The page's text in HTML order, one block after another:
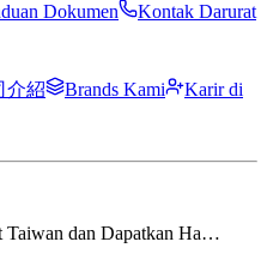
Dokumen
Kontak Darurat
介紹 Brands Kami
Karir di
Taiwan dan Dapatkan Ha…